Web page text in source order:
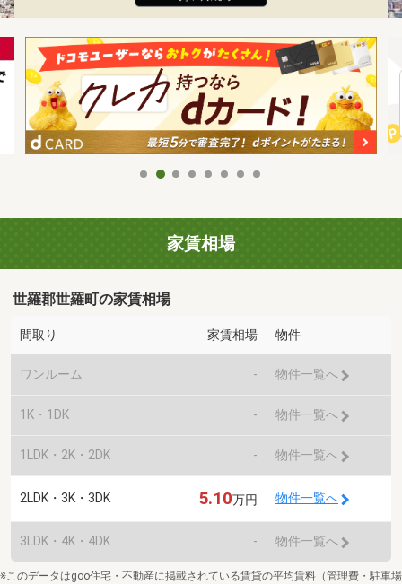
家賃相場
世羅郡世羅町の家賃相場
間取り 家賃相場 物件
ワンルーム - 物件一覧へ
1K・1DK - 物件一覧へ
1LDK・2K・2DK - 物件一覧へ
2LDK・3K・3DK 5.10万円 物件一覧へ
3LDK・4K・4DK - 物件一覧へ
※このデータはgoo住宅・不動産に掲載されている賃貸の平均賃料（管理費・駐車場